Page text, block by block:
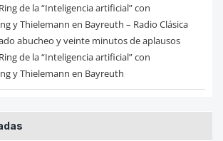
de la “Inteligencia artificial” con
y Thielemann en Bayreuth – Radio Clásica
abucheo y veinte minutos de aplausos
de la “Inteligencia artificial” con
y Thielemann en Bayreuth